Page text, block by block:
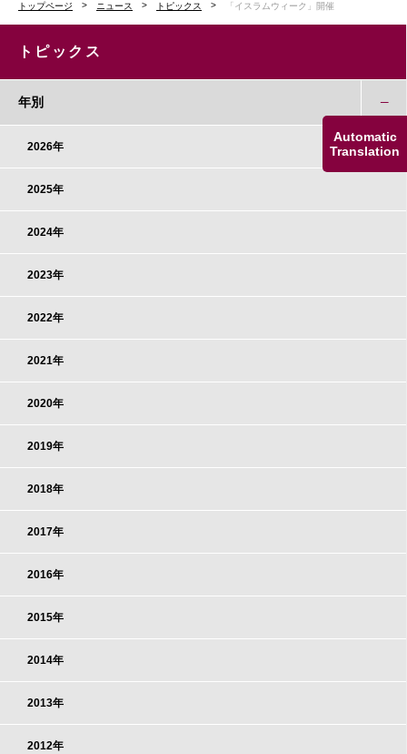
Automatic
Translation
トップページ ニュース トピックス 「イスラムウィーク」開催
トピックス
年別
2026年
2025年
2024年
2023年
2022年
2021年
2020年
2019年
2018年
2017年
2016年
2015年
2014年
2013年
2012年